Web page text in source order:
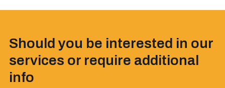
Should you be interested in our
services or require additional
info